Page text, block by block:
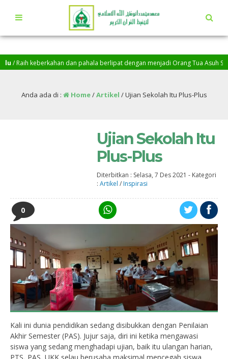
keberkahan dan pahala berlipat dengan menjadi Orang Tua Asuh Santri
Baarakallah…
Anda ada di : Home/Artikel /Ujian Sekolah Itu Plus-Plus
Ujian Sekolah Itu
Plus-Plus
Diterbitkan : Selasa, 7 Des 2021 - Kategori
: Artikel / Inspirasi
0
Kali ini dunia pendidikan sedang disibukkan dengan Penilaian
Akhir Semester (PAS). Jujur saja, diri ini ketika mengawasi
siswa yang sedang menghadapi ujian, baik itu ulangan harian,